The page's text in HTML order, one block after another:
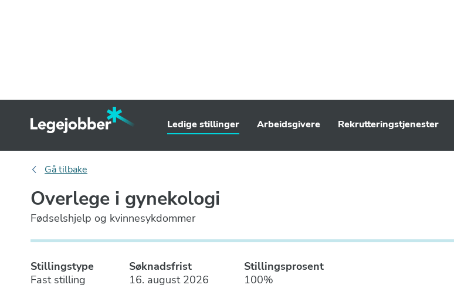
Ledige stillinger Arbeidsgivere Rekrutteringstjenester
Gå tilbake
Overlege i gynekologi
Fødselshjelp og kvinnesykdommer
Stillingstype
Fast stilling
Søknadsfrist
16. august 2026
Stillingsprosent
100%